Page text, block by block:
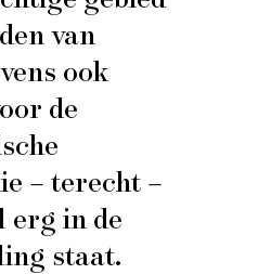
van
ook
de
– terecht –
erg in de
staat.